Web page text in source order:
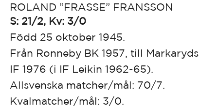
ROLAND ”FRASSE” FRANSSON
S: 21/2, Kv: 3/0
Född 25 oktober 1945.
Från Ronneby BK 1957, till Markaryds
IF 1976 (i IF Leikin 1962-65).
Allsvenska matcher/mål: 70/7.
Kvalmatcher/mål: 3/0.